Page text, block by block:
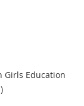
Girls Education